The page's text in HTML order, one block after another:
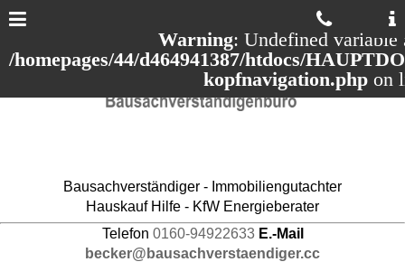
Warning: Undefined variable
/homepages/44/d464941387/htdocs/
kopfnavigation.php on
Bausachverständiger - Immobiliengutachter
Hauskauf Hilfe - KfW Energieberater
Telefon 0160-94922633 E.-Mail
becker@bausachverstaendiger.cc